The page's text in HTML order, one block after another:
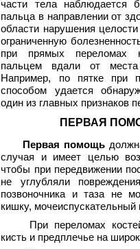
части тела наблюдается
пальца в направлении от
области нарушения
ограниченную
при прямых переломах
пальцем вдали от
Например, по пятке при
способом удается
один из главных признаков
ПЕРВАЯ
Первая помощь
случая и имеет целью
чтобы при передвижении
не углубляли
позвоночника и таза не
кишку,
При переломах костей
кисть и предплечье на